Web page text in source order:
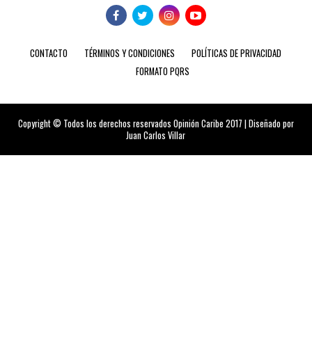
CONTACTO TÉRMINOS Y CONDICIONES
POLÍTICAS DE PRIVACIDAD
FORMATO PQRS
Copyright © Todos los derechos reservados Opinión Caribe 2017 | Diseñado por
Juan Carlos Villar